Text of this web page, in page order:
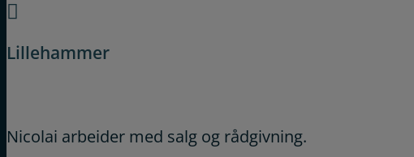

Lillehammer
Nicolai arbeider med salg og rådgivning.